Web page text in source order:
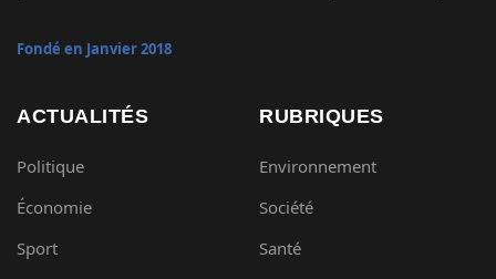
Fondé en Janvier 2018
ACTUALITÉS
Politique
Économie
Sport
RUBRIQUES
Environnement
Société
Santé